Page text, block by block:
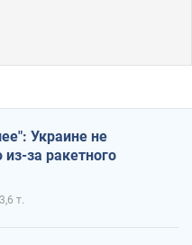
Украине не
за ракетного
3,6 т.